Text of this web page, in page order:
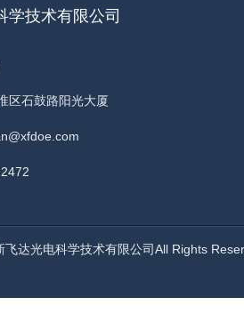
学技术有限公司
区石鼓路阳光大厦
飞达光电科学技术有限公司All Rights